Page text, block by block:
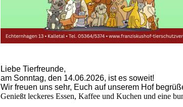
Liebe Tierfreunde,
am Sonntag, den 14.06.2026, ist es soweit!
Wir freuen uns sehr, Euch auf unserem Hof
Genießt leckeres Essen, Kaffee und Kuchen und eine